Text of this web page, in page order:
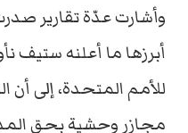
وأشارت عدّة تقارير
أبرزها ما أعلنه ستيف
للأمم المتحدة، إلى أن
مجازر وحشية بحق